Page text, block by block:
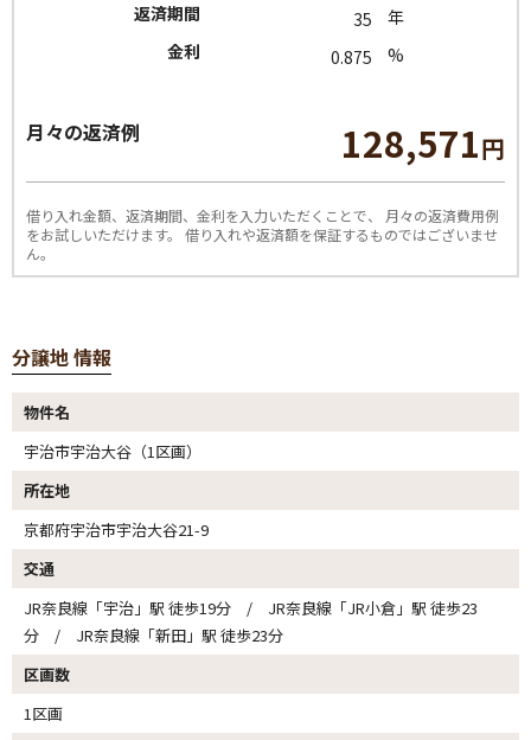
返済期間
年
金利
%
月々の返済例 128,571円
借り入れ金額、返済期間、金利を入力いただくことで、
月々の返済費用例
をお試しいただけます。
借り入れや返済額を保証するものではございませ
ん。
分譲地 情報
物件名
宇治市宇治大谷（1区画）
所在地
京都府宇治市宇治大谷21-9
交通
JR奈良線「宇治」駅 徒歩19分 / JR奈良線「JR小倉」駅 徒歩23
分 / JR奈良線「新田」駅 徒歩23分
区画数
1区画